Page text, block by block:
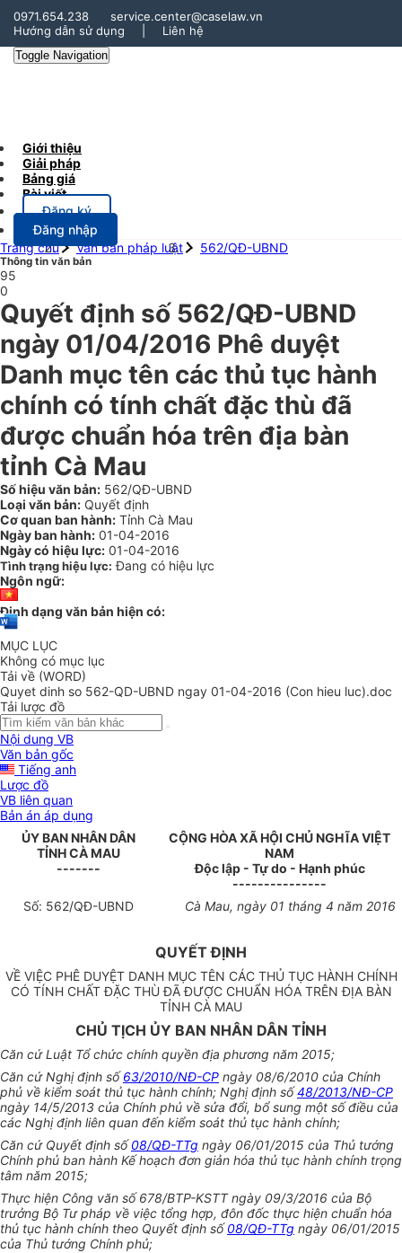
0971.654.238
service.center@caselaw.vn
Hướng dẫn sử dụng
Liên hệ
Toggle Navigation
Giới thiệu
Giải pháp
Bảng giá
Bài viết
Đăng ký
Đăng nhập
Trang chủ
Văn bản pháp luật 562/QĐ-UBND
Thông tin văn bản
95
0
Quyết định số 562/QĐ-UBND
ngày 01/04/2016 Phê duyệt
Danh mục tên các thủ tục hành
chính có tính chất đặc thù đã
được chuẩn hóa trên địa bàn
tỉnh Cà Mau
Số hiệu văn bản: 562/QĐ-UBND
Loại văn bản: Quyết định
Cơ quan ban hành: Tỉnh Cà Mau
Ngày ban hành: 01-04-2016
Ngày có hiệu lực: 01-04-2016
Tình trạng hiệu lực: Đang có hiệu lực
Ngôn ngữ:
Định dạng văn bản hiện có:
MỤC LỤC
Không có mục lục
Tải về (WORD)
Quyet dinh so 562-QD-UBND ngay 01-04-2016 (Con hieu luc).doc
Tải lược đồ
Nội dung VB
Văn bản gốc
Tiếng anh
Lược đồ
VB liên quan
Bản án áp dụng
ỦY BAN NHÂN DÂN
TỈNH CÀ MAU
-------
CỘNG HÒA XÃ HỘI CHỦ NGHĨA VIỆT
NAM
Độc lập - Tự do - Hạnh phúc
---------------
Số: 562/QĐ-UBND Cà Mau, ngày 01 tháng 4 năm 2016
QUYẾT ĐỊNH
VỀ VIỆC PHÊ DUYỆT DANH MỤC TÊN CÁC THỦ TỤC HÀNH CHÍNH
CÓ TÍNH CHẤT ĐẶC THÙ ĐÃ ĐƯỢC CHUẨN HÓA TRÊN ĐỊA BÀN
TỈNH CÀ MAU
CHỦ TỊCH ỦY BAN NHÂN DÂN TỈNH
Căn cứ Luật Tổ chức chính quyền địa phương năm 2015;
Căn cứ Nghị định số63/2010/NĐ-CP ngày 08/6/2010 của Chính
phủ về kiểm soát thủ tục hành chính; Nghị định số48/2013/NĐ-CP
ngày 14/5/2013 của Chính phủ về sửa đổi, bổ sung một số điều của
các Nghị định liên quan đến kiểm soát thủ tục hành chính;
Căn cứ Quyết định số08/QĐ-TTg ngày 06/01/2015 của Thủ tướng
Chính phủ ban hành Kế hoạch đơn giản hóa thủ tục hành chính trọng
tâm năm 2015;
Thực hiện Công văn số 678/BTP-KSTT ngày 09/3/2016 của Bộ
trưởng Bộ Tư pháp về việc tổng hợp, đôn đốc thực hiện chuẩn hóa
thủ tục hành chính theo Quyết định số08/QĐ-TTg ngày 06/01/2015
của Thủ tướng Chính phủ;